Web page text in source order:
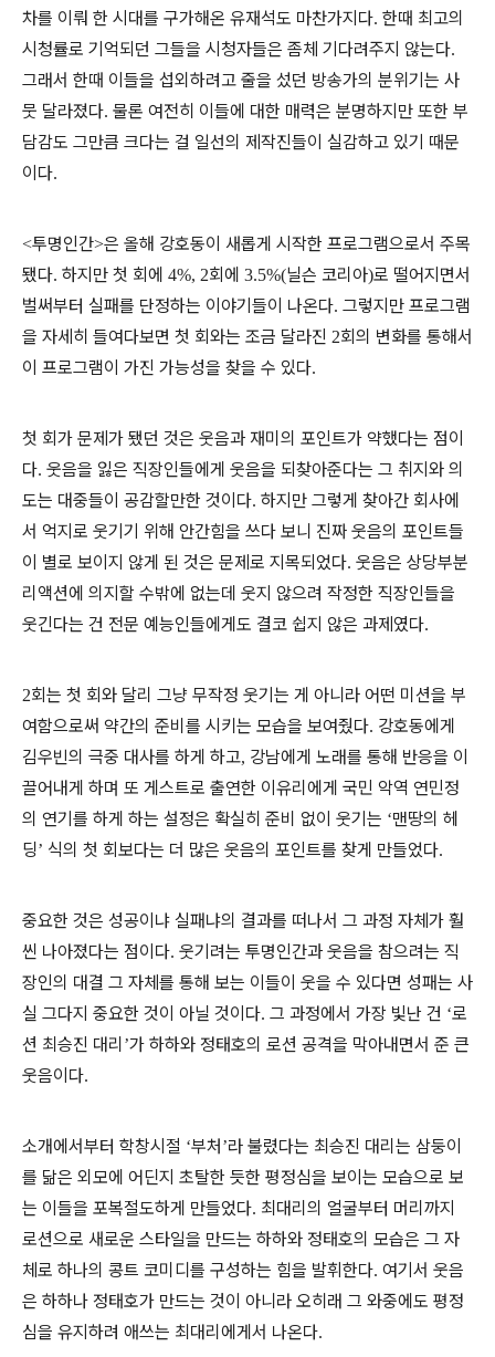
차를 이뤄 한 시대를 구가해온 유재석도 마찬가지다. 한때 최고의
시청률로 기억되던 그들을 시청자들은 좀체 기다려주지 않는다.
그래서 한때 이들을 섭외하려고 줄을 섰던 방송가의 분위기는 사
뭇 달라졌다. 물론 여전히 이들에 대한 매력은 분명하지만 또한 부
담감도 그만큼 크다는 걸 일선의 제작진들이 실감하고 있기 때문
이다.
<투명인간>은 올해 강호동이 새롭게 시작한 프로그램으로서 주목
됐다. 하지만 첫 회에 4%, 2회에 3.5%(닐슨 코리아)로 떨어지면서
벌써부터 실패를 단정하는 이야기들이 나온다. 그렇지만 프로그램
을 자세히 들여다보면 첫 회와는 조금 달라진 2회의 변화를 통해서
이 프로그램이 가진 가능성을 찾을 수 있다.
첫 회가 문제가 됐던 것은 웃음과 재미의 포인트가 약했다는 점이
다. 웃음을 잃은 직장인들에게 웃음을 되찾아준다는 그 취지와 의
도는 대중들이 공감할만한 것이다. 하지만 그렇게 찾아간 회사에
서 억지로 웃기기 위해 안간힘을 쓰다 보니 진짜 웃음의 포인트들
이 별로 보이지 않게 된 것은 문제로 지목되었다. 웃음은 상당부분
리액션에 의지할 수밖에 없는데 웃지 않으려 작정한 직장인들을
웃긴다는 건 전문 예능인들에게도 결코 쉽지 않은 과제였다.
2회는 첫 회와 달리 그냥 무작정 웃기는 게 아니라 어떤 미션을 부
여함으로써 약간의 준비를 시키는 모습을 보여줬다. 강호동에게
김우빈의 극중 대사를 하게 하고, 강남에게 노래를 통해 반응을 이
끌어내게 하며 또 게스트로 출연한 이유리에게 국민 악역 연민정
의 연기를 하게 하는 설정은 확실히 준비 없이 웃기는 ‘맨땅의 헤
딩’ 식의 첫 회보다는 더 많은 웃음의 포인트를 찾게 만들었다.
중요한 것은 성공이냐 실패냐의 결과를 떠나서 그 과정 자체가 훨
씬 나아졌다는 점이다. 웃기려는 투명인간과 웃음을 참으려는 직
장인의 대결 그 자체를 통해 보는 이들이 웃을 수 있다면 성패는 사
실 그다지 중요한 것이 아닐 것이다. 그 과정에서 가장 빛난 건 ‘로
션 최승진 대리 ’가 하하와 정태호의 로션 공격을 막아내면서 준 큰
웃음이다.
소개에서부터 학창시절 ‘부처 ’라 불렸다는 최승진 대리는 삼둥이
를 닮은 외모에 어딘지 초탈한 듯한 평정심을 보이는 모습으로 보
는 이들을 포복절도하게 만들었다. 최대리의 얼굴부터 머리까지
로션으로 새로운 스타일을 만드는 하하와 정태호의 모습은 그 자
체로 하나의 콩트 코미디를 구성하는 힘을 발휘한다. 여기서 웃음
은 하하나 정태호가 만드는 것이 아니라 오히래 그 와중에도 평정
심을 유지하려 애쓰는 최대리에게서 나온다.